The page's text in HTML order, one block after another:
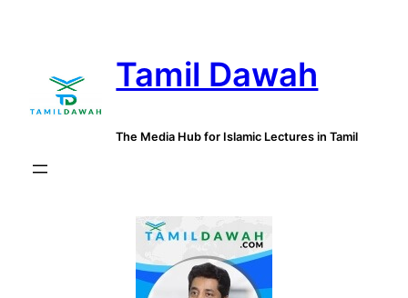
Tamil Dawah
The Media Hub for Islamic Lectures in Tamil